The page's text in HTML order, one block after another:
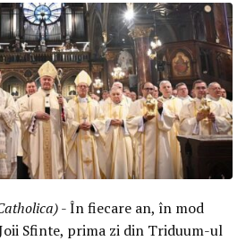
- În fiecare an, în mod
Sfinte, prima zi din Triduum-ul